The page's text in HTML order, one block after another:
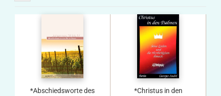
*Abschiedsworte des
*Christus in den